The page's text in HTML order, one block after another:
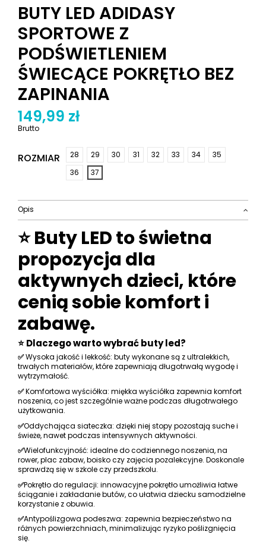
BUTY LED ADIDASY
SPORTOWE Z
PODŚWIETLENIEM
ŚWIECĄCE POKRĘTŁO BEZ
ZAPINANIA
149,99 zł
Brutto
ROZMIAR 28 29 30 31 32 33 34
35
36
37
Opis
⭐ Buty LED to świetna
propozycja dla
aktywnych dzieci, które
cenią sobie komfort i
zabawę.
⭐ Dlaczego warto wybrać buty led?
✅Wysoka jakość i lekkość: buty wykonane są z ultralekkich,
trwałych materiałów, które zapewniają długotrwałą wygodę i
wytrzymałość.
✅Komfortowa wyściółka: miękka wyściółka zapewnia komfort
noszenia, co jest szczególnie ważne podczas długotrwałego
użytkowania.
✅Oddychająca siateczka: dzięki niej stopy pozostają suche i
świeże, nawet podczas intensywnych aktywności.
✅Wielofunkcyjność: idealne do codziennego noszenia, na
rower, plac zabaw, boisko czy zajęcia pozalekcyjne. Doskonale
sprawdzą się w szkole czy przedszkolu.
✅Pokrętło do regulacji: innowacyjne pokrętło umożliwia łatwe
ściąganie i zakładanie butów, co ułatwia dziecku samodzielne
korzystanie z obuwia.
✅Antypoślizgowa podeszwa: zapewnia bezpieczeństwo na
różnych powierzchniach, minimalizując ryzyko poślizgnięcia
się.